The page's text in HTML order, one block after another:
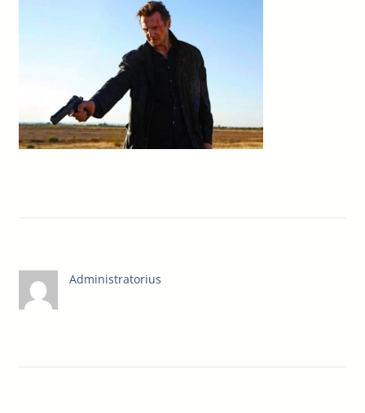
Administratorius